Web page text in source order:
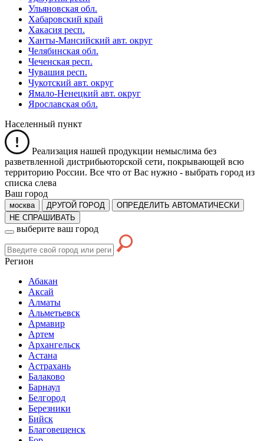
Ульяновская обл.
Хабаровский край
Хакасия респ.
Ханты-Мансийский авт. округ
Челябинская обл.
Чеченская респ.
Чувашия респ.
Чукотский авт. округ
Ямало-Ненецкий авт. округ
Ярославская обл.
Населенный пункт
Реализация нашей продукции немыслима без
разветвленной дистрибьюторской сети, покрывающей всю
территорию России. Все что от Вас нужно - выбрать город из
списка слева
Ваш город
москва ДРУГОЙ ГОРОД
ОПРЕДЕЛИТЬ АВТОМАТИЧЕСКИ
НЕ СПРАШИВАТЬ
выберите ваш город
Регион
Абакан
Аксай
Алматы
Альметьевск
Армавир
Артем
Архангельск
Астана
Астрахань
Балаково
Барнаул
Белгород
Березники
Бийск
Благовещенск